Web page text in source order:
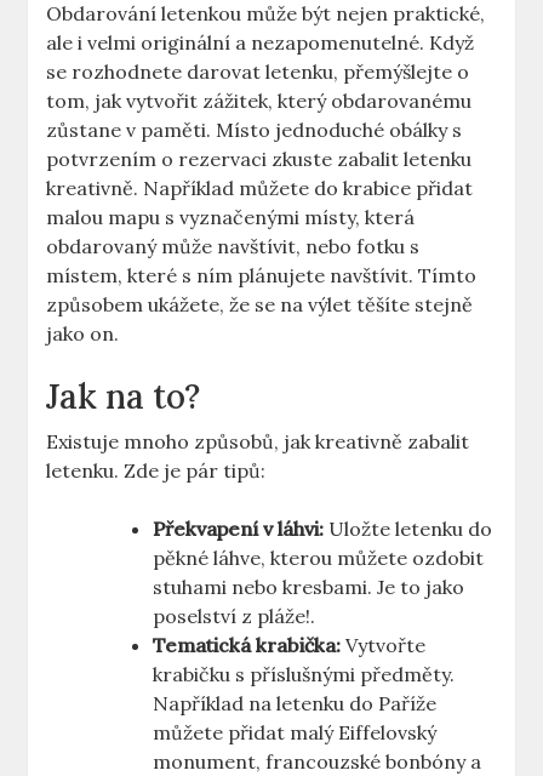
Obdarování letenkou může být nejen praktické,
ale i velmi originální a nezapomenutelné. Když
se rozhodnete darovat letenku, přemýšlejte o
tom, jak vytvořit zážitek, který obdarovanému
zůstane v paměti. Místo jednoduché obálky s
potvrzením o rezervaci zkuste zabalit letenku
kreativně. Například můžete do krabice přidat
malou mapu s vyznačenými místy, která
obdarovaný může navštívit, nebo fotku s
místem, které s ním plánujete navštívit. Tímto
způsobem ukážete, že se na výlet těšíte stejně
jako on.
Jak na to?
Existuje mnoho způsobů, jak kreativně zabalit
letenku. Zde je pár tipů:
Překvapení v láhvi: Uložte letenku do
pěkné láhve, kterou můžete ozdobit
stuhami nebo kresbami. Je to jako
poselství z pláže!.
Tematická krabička: Vytvořte
krabičku s příslušnými předměty.
Například na letenku do Paříže
můžete přidat malý Eiffelovský
monument, francouzské bonbóny a